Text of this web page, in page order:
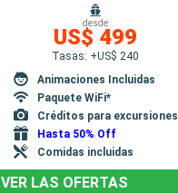
desde
US$ 499
Tasas: +US$ 240
Animaciones Incluidas
Paquete WiFi*
Créditos para excursiones
Hasta 50% Off
Comidas incluidas
VER LAS OFERTAS